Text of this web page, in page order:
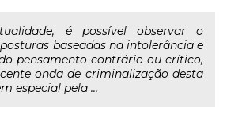
é possível observar o
baseadas na intolerância e
pensamento contrário ou crítico,
onda de criminalização desta
especial pela ...